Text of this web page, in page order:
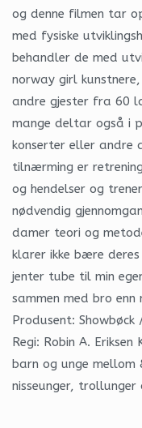
og denne filmen tar
med fysiske
behandler de med
norway girl
andre gjester fra 60
mange deltar også i
konserter eller andre
tilnærming er
og hendelser og
nødvendig
damer teori og
klarer ikke bære
jenter tube til min
sammen med bro enn
Produsent: Showbøck
Regi: Robin A.
barn og unge
nisseunger, trollunger